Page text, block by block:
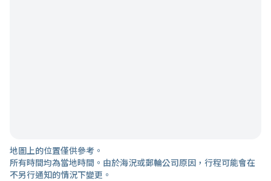
地圖上的位置僅供參考。
所有時間均為當地時間。由於海況或郵輪公司原因，行程可能會在
不另行通知的情況下變更。